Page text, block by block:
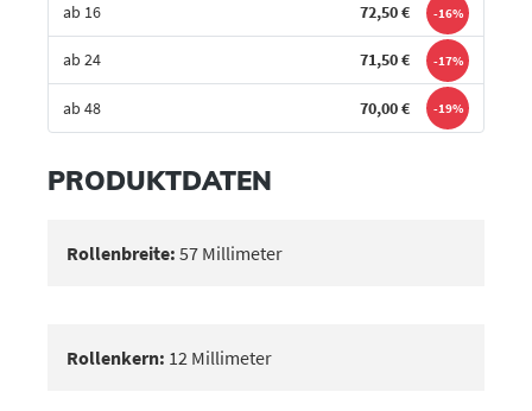
ab 16 72,50 € -16%
ab 24 71,50 € -17%
ab 48 70,00 € -19%
Bestes Angebot
PRODUKTDATEN
Rollenbreite: 57 Millimeter
Rollenkern: 12 Millimeter